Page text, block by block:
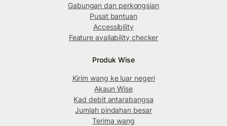
Gabungan dan perkongsian
Pusat bantuan
Accessibility
Feature availability checker
Produk Wise
Kirim wang ke luar negeri
Akaun Wise
Kad debit antarabangsa
Jumlah pindahan besar
Terima wang